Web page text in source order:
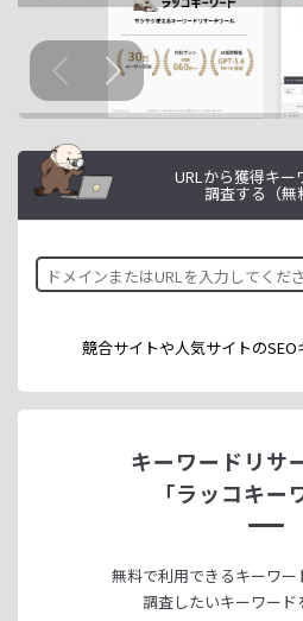
URLから獲得キー
調査する（無
競合サイトや人気サイトの
キーワードリサ
「ラッコキー
無料で利用できるキーワー
調査したいキーワード